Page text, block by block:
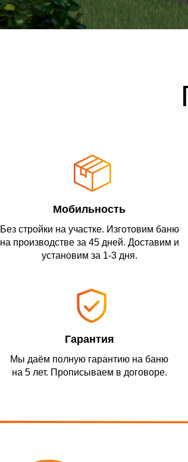
Мы даём полную гарантию на баню
на 5 лет. Прописываем в договоре.
Гарантия
Без стройки на участке. Изготовим баню
на производстве за 45 дней. Доставим и
установим за 1-3 дня.
Мобильность